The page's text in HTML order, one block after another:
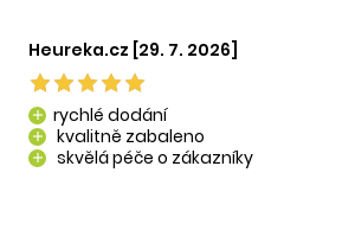
Heureka.cz [29. 7. 2026]
add rychlé dodání
add kvalitně zabaleno
add skvělá péče o zákazníky